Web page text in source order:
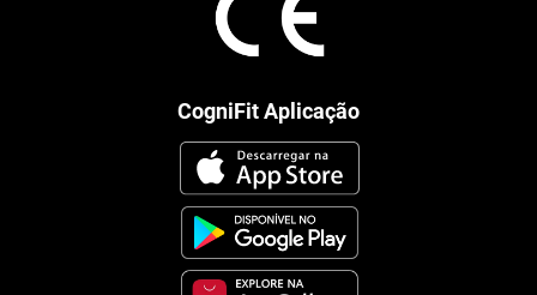
CogniFit Aplicação